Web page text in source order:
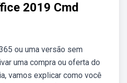
2019 Cmd
ou uma versão sem
uma compra ou oferta do
vamos explicar como você